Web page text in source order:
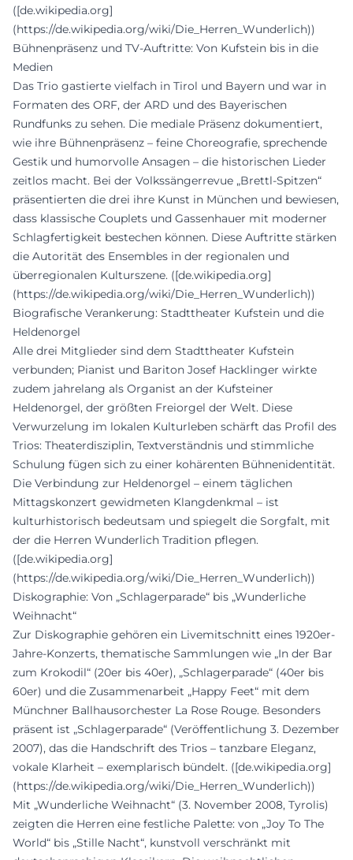
([de.wikipedia.org]
(https://de.wikipedia.org/wiki/Die_Herren_Wunderlich))
Bühnenpräsenz und TV-Auftritte: Von Kufstein bis in die
Medien
Das Trio gastierte vielfach in Tirol und Bayern und war in
Formaten des ORF, der ARD und des Bayerischen
Rundfunks zu sehen. Die mediale Präsenz dokumentiert,
wie ihre Bühnenpräsenz – feine Choreografie, sprechende
Gestik und humorvolle Ansagen – die historischen Lieder
zeitlos macht. Bei der Volkssängerrevue „Brettl-Spitzen“
präsentierten die drei ihre Kunst in München und bewiesen,
dass klassische Couplets und Gassenhauer mit moderner
Schlagfertigkeit bestechen können. Diese Auftritte stärken
die Autorität des Ensembles in der regionalen und
überregionalen Kulturszene. ([de.wikipedia.org]
(https://de.wikipedia.org/wiki/Die_Herren_Wunderlich))
Biografische Verankerung: Stadttheater Kufstein und die
Heldenorgel
Alle drei Mitglieder sind dem Stadttheater Kufstein
verbunden; Pianist und Bariton Josef Hacklinger wirkte
zudem jahrelang als Organist an der Kufsteiner
Heldenorgel, der größten Freiorgel der Welt. Diese
Verwurzelung im lokalen Kulturleben schärft das Profil des
Trios: Theaterdisziplin, Textverständnis und stimmliche
Schulung fügen sich zu einer kohärenten Bühnenidentität.
Die Verbindung zur Heldenorgel – einem täglichen
Mittagskonzert gewidmeten Klangdenkmal – ist
kulturhistorisch bedeutsam und spiegelt die Sorgfalt, mit
der die Herren Wunderlich Tradition pflegen.
([de.wikipedia.org]
(https://de.wikipedia.org/wiki/Die_Herren_Wunderlich))
Diskographie: Von „Schlagerparade“ bis „Wunderliche
Weihnacht“
Zur Diskographie gehören ein Livemitschnitt eines 1920er-
Jahre-Konzerts, thematische Sammlungen wie „In der Bar
zum Krokodil“ (20er bis 40er), „Schlagerparade“ (40er bis
60er) und die Zusammenarbeit „Happy Feet“ mit dem
Münchner Ballhausorchester La Rose Rouge. Besonders
präsent ist „Schlagerparade“ (Veröffentlichung 3. Dezember
2007), das die Handschrift des Trios – tanzbare Eleganz,
vokale Klarheit – exemplarisch bündelt. ([de.wikipedia.org]
(https://de.wikipedia.org/wiki/Die_Herren_Wunderlich))
Mit „Wunderliche Weihnacht“ (3. November 2008, Tyrolis)
zeigten die Herren eine festliche Palette: von „Joy To The
World“ bis „Stille Nacht“, kunstvoll verschränkt mit